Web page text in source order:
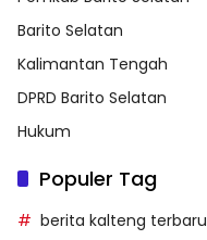
Barito Selatan
Kalimantan Tengah
DPRD Barito Selatan
Hukum
Populer Tag
berita kalteng terbaru